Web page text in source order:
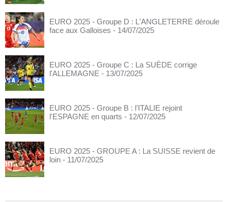
EURO 2025 - Groupe D : L'ANGLETERRE déroule
face aux Galloises - 14/07/2025
EURO 2025 - Groupe C : La SUÈDE corrige
l'ALLEMAGNE - 13/07/2025
EURO 2025 - Groupe B : l'ITALIE rejoint
l'ESPAGNE en quarts - 12/07/2025
EURO 2025 - GROUPE A : La SUISSE revient de
loin - 11/07/2025